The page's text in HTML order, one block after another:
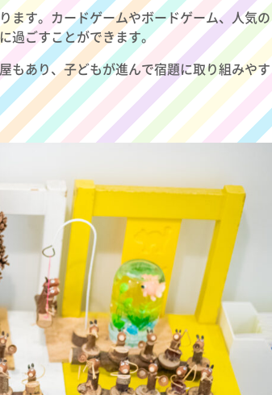
ます。カードゲームやボードゲーム、人気の
過ごすことができます。
もあり、子どもが進んで宿題に取り組みやす